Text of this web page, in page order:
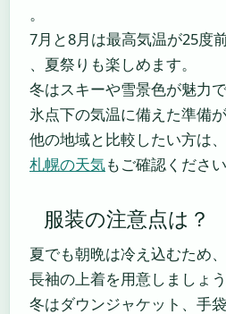
。
7月と8月は最高気温が25度
、夏祭りも楽しめます。
冬はスキーや雪景色が魅力で
氷点下の気温に備えた準備が
他の地域と比較したい方は、
札幌の天気もご確認ください
服装の注意点は？
夏でも朝晩は冷え込むため、
長袖の上着を用意しましょう
冬はダウンジャケット、手袋